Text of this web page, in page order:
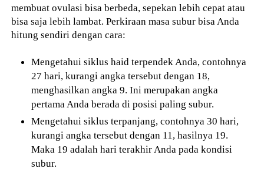
membuat ovulasi bisa berbeda, sepekan lebih cepat atau
bisa saja lebih lambat. Perkiraan masa subur bisa Anda
hitung sendiri dengan cara:
Mengetahui siklus haid terpendek Anda, contohnya
27 hari, kurangi angka tersebut dengan 18,
menghasilkan angka 9. Ini merupakan angka
pertama Anda berada di posisi paling subur.
Mengetahui siklus terpanjang, contohnya 30 hari,
kurangi angka tersebut dengan 11, hasilnya 19.
Maka 19 adalah hari terakhir Anda pada kondisi
subur.